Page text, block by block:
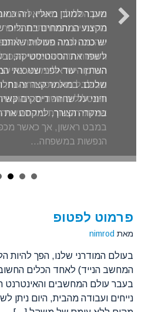
מעבר למובן מאליו, וזה
מקצוע המתמחים בתהליכי
יש כמה וכמה פעולות שאתם
לשפר את הסטטיסטיקה,
השחזור עוד לפני שטכנאי
שלכם. במאמר קצר זה
חיוני על שחזור דיסקים
במקרה הצורך, למקסם את
פרמוט לפטופ
בעולם המודרני שלנו, הפך להיות
המחשב הנייד) לאחד הכלים
בעבר עולם המחשבים
נייחים ועבודה מהבית, היום
מקום ללא עומס של משקל [...]